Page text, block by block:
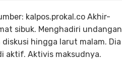
kalpos.prokal.co Akhir-
sibuk. Menghadiri undangan
diskusi hingga larut malam. Dia
aktif. Aktivis maksudnya.